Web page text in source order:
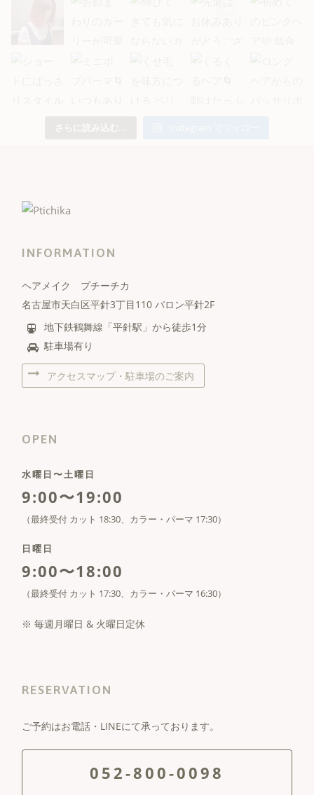
INFORMATION
ヘアメイク プチーチカ
名古屋市天白区平針3丁目110 バロン平針2F
地下鉄鶴舞線「平針駅」から徒歩1分
駐車場有り
アクセスマップ・駐車場のご案内
OPEN
水曜日〜土曜日
9:00〜19:00
（最終受付 カット 18:30、カラー・パーマ 17:30）
日曜日
9:00〜18:00
（最終受付 カット 17:30、カラー・パーマ 16:30）
※ 毎週月曜日 & 火曜日定休
RESERVATION
ご予約はお電話・LINEにて承っております。
052-800-0098